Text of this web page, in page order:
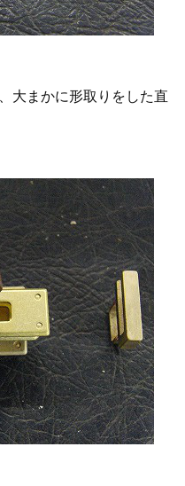
大まかに形取りをした直